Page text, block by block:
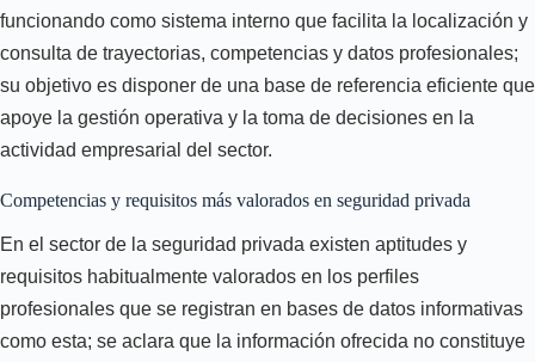
funcionando como sistema interno que facilita la localización y
consulta de trayectorias, competencias y datos profesionales;
su objetivo es disponer de una base de referencia eficiente que
apoye la gestión operativa y la toma de decisiones en la
actividad empresarial del sector.
Competencias y requisitos más valorados en seguridad privada
En el sector de la seguridad privada existen aptitudes y
requisitos habitualmente valorados en los perfiles
profesionales que se registran en bases de datos informativas
como esta; se aclara que la información ofrecida no constituye